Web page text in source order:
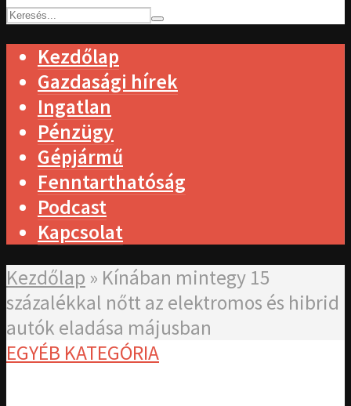
Kezdőlap
Gazdasági hírek
Ingatlan
Pénzügy
Gépjármű
Fenntarthatóság
Podcast
Kapcsolat
Kezdőlap » Kínában mintegy 15
százalékkal nőtt az elektromos és hibrid
autók eladása májusban
EGYÉB KATEGÓRIA